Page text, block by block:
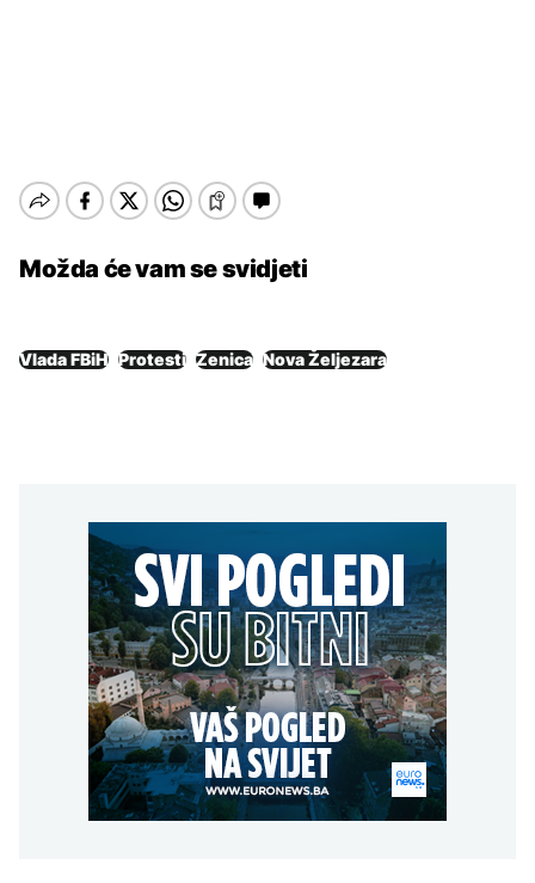
Možda će vam se svidjeti
Vlada FBiH Protesti Zenica Nova Željezara